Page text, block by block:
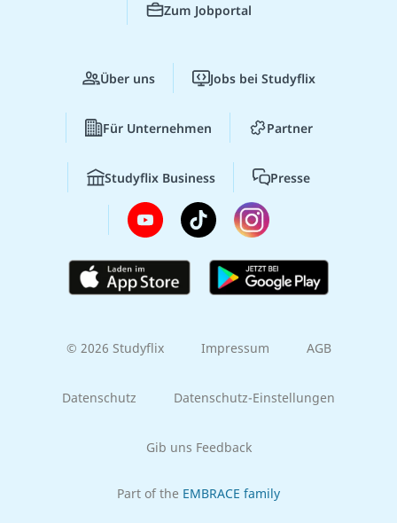
Zum Jobportal
Über uns Jobs bei Studyflix
Für Unternehmen Partner
Studyflix Business Presse
© 2026 Studyflix Impressum AGB
Datenschutz Datenschutz-Einstellungen
Gib uns Feedback
Part of the EMBRACE family